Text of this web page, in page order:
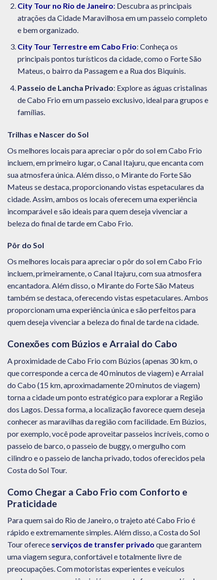
City Tour no Rio de Janeiro: Descubra as principais
atrações da Cidade Maravilhosa em um passeio completo
e bem organizado.
City Tour Terrestre em Cabo Frio: Conheça os
principais pontos turísticos da cidade, como o Forte São
Mateus, o bairro da Passagem e a Rua dos Biquínis.
Passeio de Lancha Privado: Explore as águas cristalinas
de Cabo Frio em um passeio exclusivo, ideal para grupos e
famílias.
Trilhas e Nascer do Sol
Os melhores locais para apreciar o pôr do sol em Cabo Frio
incluem, em primeiro lugar, o Canal Itajuru, que encanta com
sua atmosfera única. Além disso, o Mirante do Forte São
Mateus se destaca, proporcionando vistas espetaculares da
cidade. Assim, ambos os locais oferecem uma experiência
incomparável e são ideais para quem deseja vivenciar a
beleza do final de tarde em Cabo Frio.
Pôr do Sol
Os melhores locais para apreciar o pôr do sol em Cabo Frio
incluem, primeiramente, o Canal Itajuru, com sua atmosfera
encantadora. Além disso, o Mirante do Forte São Mateus
também se destaca, oferecendo vistas espetaculares. Ambos
proporcionam uma experiência única e são perfeitos para
quem deseja vivenciar a beleza do final de tarde na cidade.
Conexões com Búzios e Arraial do Cabo
A proximidade de Cabo Frio com Búzios (apenas 30 km, o
que corresponde a cerca de 40 minutos de viagem) e Arraial
do Cabo (15 km, aproximadamente 20 minutos de viagem)
torna a cidade um ponto estratégico para explorar a Região
dos Lagos. Dessa forma, a localização favorece quem deseja
conhecer as maravilhas da região com facilidade. Em Búzios,
por exemplo, você pode aproveitar passeios incríveis, como o
passeio de barco, o passeio de buggy, o mergulho com
cilindro e o passeio de lancha privado, todos oferecidos pela
Costa do Sol Tour.
Como Chegar a Cabo Frio com Conforto e
Praticidade
Para quem sai do Rio de Janeiro, o trajeto até Cabo Frio é
rápido e extremamente simples. Além disso, a Costa do Sol
Tour oferece serviços de transfer privado que garantem
uma viagem segura, confortável e totalmente livre de
preocupações. Com motoristas experientes e veículos